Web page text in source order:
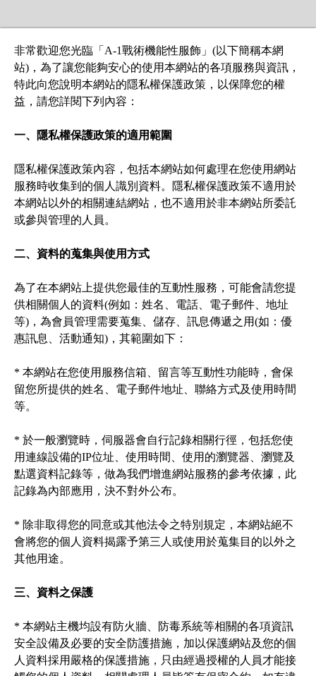
非常歡迎您光臨「A-1戰術機能性服飾」(以下簡稱本網
站)，為了讓您能夠安心的使用本網站的各項服務與資訊，
特此向您說明本網站的隱私權保護政策，以保障您的權
益，請您詳閱下列內容：
一、隱私權保護政策的適用範圍
隱私權保護政策內容，包括本網站如何處理在您使用網站
服務時收集到的個人識別資料。隱私權保護政策不適用於
本網站以外的相關連結網站，也不適用於非本網站所委託
或參與管理的人員。
二、資料的蒐集與使用方式
為了在本網站上提供您最佳的互動性服務，可能會請您提
供相關個人的資料(例如：姓名、電話、電子郵件、地址
等)，為會員管理需要蒐集、儲存、訊息傳遞之用(如：優
惠訊息、活動通知)，其範圍如下：
* 本網站在您使用服務信箱、留言等互動性功能時，會保
留您所提供的姓名、電子郵件地址、聯絡方式及使用時間
等。
* 於一般瀏覽時，伺服器會自行記錄相關行徑，包括您使
用連線設備的IP位址、使用時間、使用的瀏覽器、瀏覽及
點選資料記錄等，做為我們增進網站服務的參考依據，此
記錄為內部應用，決不對外公布。
* 除非取得您的同意或其他法令之特別規定，本網站絕不
會將您的個人資料揭露予第三人或使用於蒐集目的以外之
其他用途。
三、資料之保護
* 本網站主機均設有防火牆、防毒系統等相關的各項資訊
安全設備及必要的安全防護措施，加以保護網站及您的個
人資料採用嚴格的保護措施，只由經過授權的人員才能接